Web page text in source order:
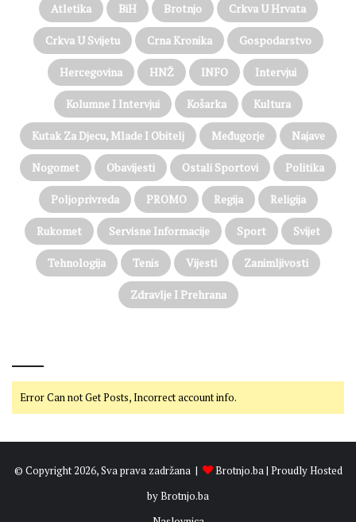
Atletika BiH Brotnjo Crkva U Hrvata
Crkva U Svijetu Crna Kronika Gospodarstvo
Hercegovina HNŽ INFO Intervjui
Kolumne I Intervjui Košarka Kultura
Kutak Za Djecu, Mlade I Obitelj Međugorje Najave
Nogomet Obavijesti Ostali Sportovi Politika
Poljoprivreda PROMO Regija Religija
Rukomet Servisne Informacije Sport Svijet
Tehnologija Tenis Vijesti Zanimljivosti
Zdravlje I Prehrana
Error Can not Get Posts, Incorrect account info.
© Copyright 2026, Sva prava zadržana | Brotnjo.ba| Proudly Hosted
byBrotnjo.ba